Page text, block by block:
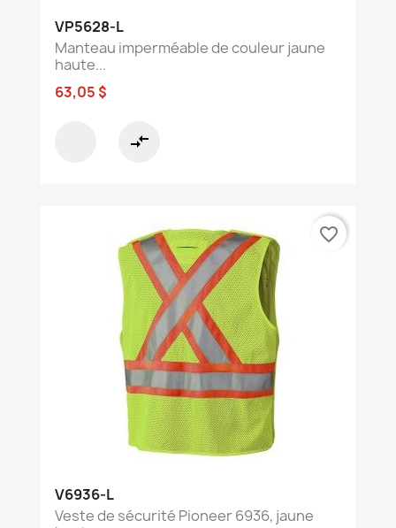
VP5628-L
Manteau imperméable de couleur jaune
haute...
63,05 $
compare_arrows
V6936-L
Veste de sécurité Pioneer 6936, jaune
favorite_border